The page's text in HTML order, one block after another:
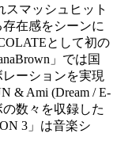
スマッシュヒット
在感をシーンに
として初の
」では国
ーションを実現
& Ami (Dream / E-
数々を収録した
3」は音楽シ